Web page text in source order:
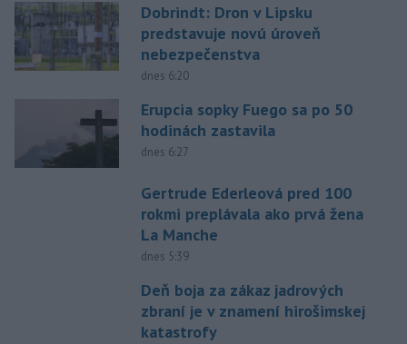
Dobrindt: Dron v Lipsku
predstavuje novú úroveň
nebezpečenstva
dnes 6:20
Erupcia sopky Fuego sa po 50
hodinách zastavila
dnes 6:27
Gertrude Ederleová pred 100
rokmi preplávala ako prvá žena
La Manche
dnes 5:39
Deň boja za zákaz jadrových
zbraní je v znamení hirošimskej
katastrofy